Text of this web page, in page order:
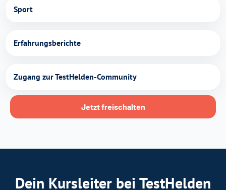
Sport
Erfahrungsberichte
Zugang zur TestHelden-Community
Jetzt freischalten
Dein Kursleiter bei TestHelden